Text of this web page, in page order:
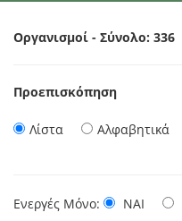
Οργανισμοί - Σύνολο: 336
Προεπισκόπηση
Λίστα Αλφαβητικά
Ενεργές Μόνο: ΝΑΙ